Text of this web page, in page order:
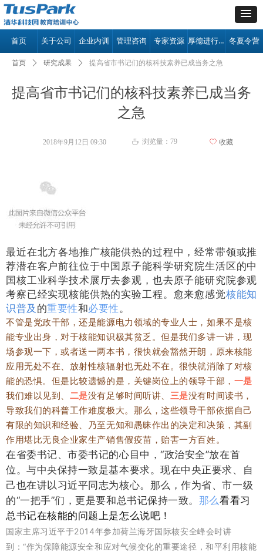
首页 关于公司 企业内训 管理咨询 专家资源 厚德进行时 冬夏令营
提高省市书记们的核科技素养已成当务
之急
首页 ꄲ 研究成果 ꄲ 提高省市书记们的核科技素养已成当务之急
最近在北方各地推广核能供热的过程中，经常带领或推
荐潜在客户前往位于中国原子能科学研究院生活区的中
国核工业科学技术展厅去参观，也去原子能研究院参观
考察已经实现核能供热的实验工程。愈来愈感觉核能知
识普及 的重要性和必要性。
不管是党政干部，还是能源电力领域的专业人士，如果不是核
能专业出身，对于核能知识极其贫乏。但是我们多讲一讲，现
场参观一下，或者送一两本书，很快就会豁然开朗，原来核能
应用无处不在、放射性核辐射也无处不在。很快就消除了对核
能的恐惧。但是比较遗憾的是，关键岗位上的领导干部， 一是
我们难以见到、 二是没有足够时间听讲、 三是没有时间读书，
导致我们的科普工作难度极大。那么，这些领导干部依据自己
有限的知识和经验、乃至无知和愚昧作出的决定和决策，其副
作用堪比无良企业家生产销售假疫苗，贻害一方百姓。
在省委书记、市委书记的心目中，“政治安全”放在首
位。与中央保持一致是基本要求。现在中央正要求、自
己也在讲以习近平同志为核心。那么，作为省、市一级
的“一把手”们，更是要和总书记保持一致。 那么看看习
总书记在核能的问题上是怎么说吧！
国家主席习近平于2014年参加荷兰海牙国际核安全峰会时讲
到：“作为保障能源安全和应对气候变化的重要途径，和平利用核能
2018年9月12日 09:30 ꄘ 浏览量： 79 ꄀ 收藏